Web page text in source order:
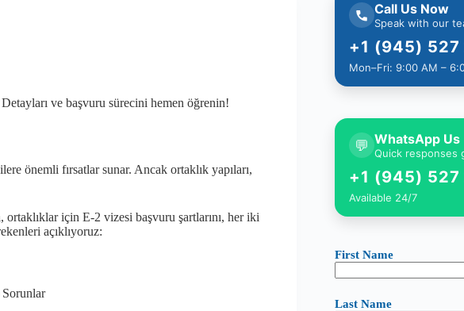
ve başvuru sürecini hemen öğrenin!
önemli fırsatlar sunar. Ancak ortaklık yapıları,
için E-2 vizesi başvuru şartlarını, her iki
açıklıyoruz:
Sorunlar
Call Us Now
Speak with our
+1 (945) 527
Mon–Fri: 9:00 AM –
💬 WhatsApp Us
Quick responses
+1 (945) 527
Available 24/7
First Name
Last Name